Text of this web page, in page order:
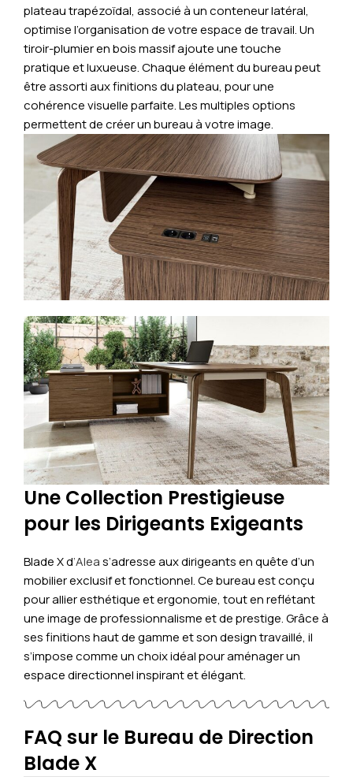
plateau trapézoïdal, associé à un conteneur latéral,
optimise l’organisation de votre espace de travail. Un
tiroir-plumier en bois massif ajoute une touche
pratique et luxueuse. Chaque élément du bureau peut
être assorti aux finitions du plateau, pour une
cohérence visuelle parfaite. Les multiples options
permettent de créer un bureau à votre image.
Une Collection Prestigieuse
pour les Dirigeants Exigeants
Blade X d‘Aleas’adresse aux dirigeants en quête d’un
mobilier exclusif et fonctionnel. Ce bureau est conçu
pour allier esthétique et ergonomie, tout en reflétant
une image de professionnalisme et de prestige. Grâce à
ses finitions haut de gamme et son design travaillé, il
s’impose comme un choix idéal pour aménager un
espace directionnel inspirant et élégant.
FAQ sur le Bureau de Direction
Blade X